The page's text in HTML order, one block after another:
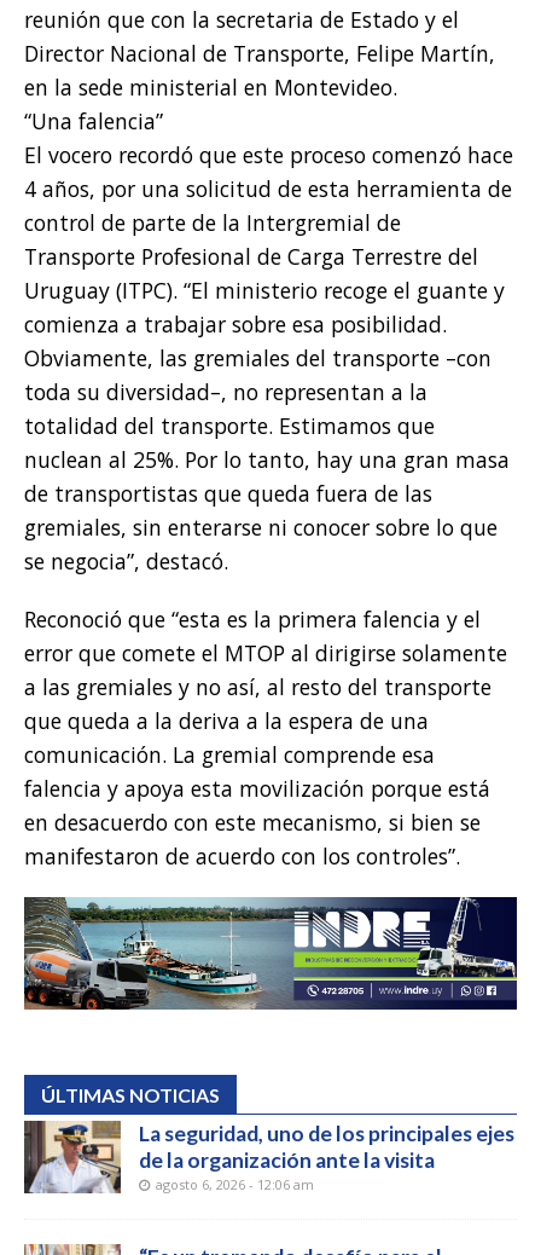
reunión que con la secretaria de Estado y el
Director Nacional de Transporte, Felipe Martín,
en la sede ministerial en Montevideo.
“Una falencia”
El vocero recordó que este proceso comenzó hace
4 años, por una solicitud de esta herramienta de
control de parte de la Intergremial de
Transporte Profesional de Carga Terrestre del
Uruguay (ITPC). “El ministerio recoge el guante y
comienza a trabajar sobre esa posibilidad.
Obviamente, las gremiales del transporte –con
toda su diversidad–, no representan a la
totalidad del transporte. Estimamos que
nuclean al 25%. Por lo tanto, hay una gran masa
de transportistas que queda fuera de las
gremiales, sin enterarse ni conocer sobre lo que
se negocia”, destacó.
Reconoció que “esta es la primera falencia y el
error que comete el MTOP al dirigirse solamente
a las gremiales y no así, al resto del transporte
que queda a la deriva a la espera de una
comunicación. La gremial comprende esa
falencia y apoya esta movilización porque está
en desacuerdo con este mecanismo, si bien se
manifestaron de acuerdo con los controles”.
ÚLTIMAS NOTICIAS
La seguridad, uno de los principales ejes
de la organización ante la visita
agosto 6, 2026 - 12:06 am